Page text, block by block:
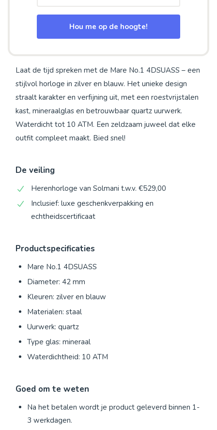
Hou me op de hoogte!
Laat de tijd spreken met de Mare No.1 4DSUASS – een
stijlvol horloge in zilver en blauw. Het unieke design
straalt karakter en verfijning uit, met een roestvrijstalen
kast, mineraalglas en betrouwbaar quartz uurwerk.
Waterdicht tot 10 ATM. Een zeldzaam juweel dat elke
outfit compleet maakt. Bied snel!
De veiling
Herenhorloge van Solmani t.w.v. €529,00
Inclusief: luxe geschenkverpakking en
echtheidscertificaat
Productspecificaties
Mare No.1 4DSUASS
Diameter: 42 mm
Kleuren: zilver en blauw
Materialen: staal
Uurwerk: quartz
Type glas: mineraal
Waterdichtheid: 10 ATM
Goed om te weten
Na het betalen wordt je product geleverd binnen 1-
3 werkdagen.